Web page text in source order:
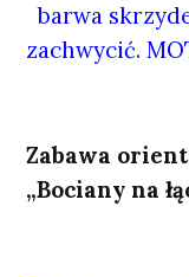
barwa
zachwycić.
Zabawa
„Bociany na